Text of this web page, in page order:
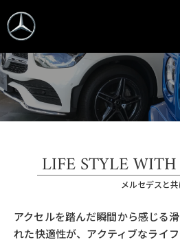
LIFE STYLE
メルセデスと
アクセルを踏んだ瞬間から感じる
れた快適性が、アクティブなライ